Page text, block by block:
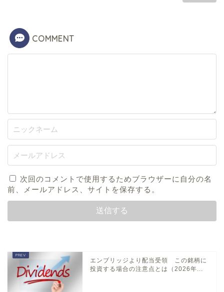
COMMENT
次回のコメントで使用するためブラウザーに自分の名
前、メールアドレス、サイトを保存する。
エンブリッジより配当受領 この銘柄に
投資する場合の注意点とは（2026年...